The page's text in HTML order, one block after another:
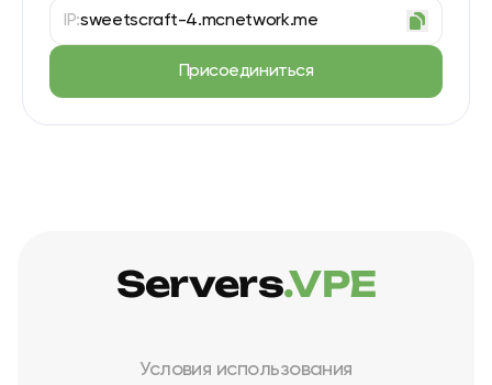
IP:sweetscraft-4.mcnetwork.me
Присоединиться
Условия использования
Servers.VPE